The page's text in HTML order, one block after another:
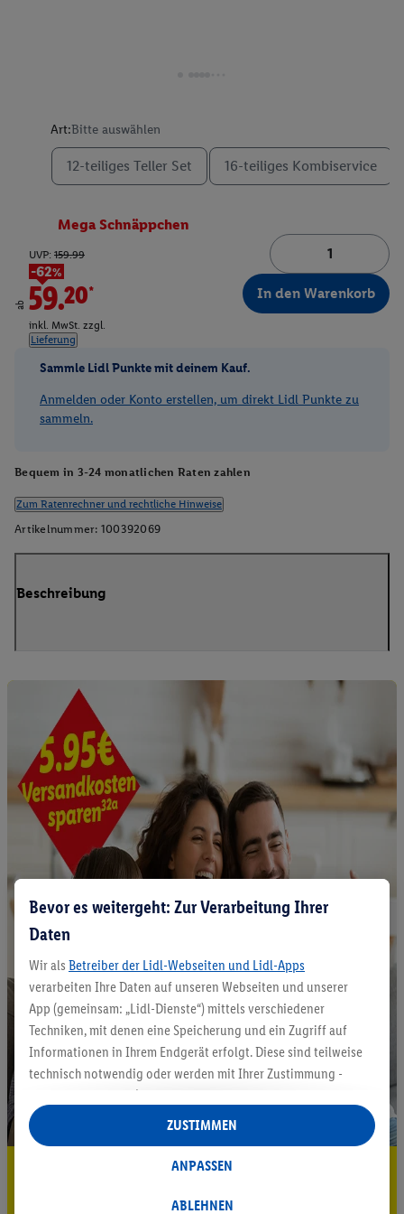
Art:Bitte auswählen
12-teiliges Teller Set 16-teiliges Kombiservice
Mega Schnäppchen
ab
UVP: 159.99
-62%
59.20*
inkl. MwSt. zzgl.
Lieferung
In den Warenkorb
Sammle Lidl Punkte mit deinem Kauf.
Anmelden oder Konto erstellen, um direkt Lidl Punkte zu
sammeln.
Bequem in 3-24 monatlichen Raten zahlen
Zum Ratenrechner und rechtliche Hinweise
Artikelnummer: 100392069
Beschreibung
5.95 € Versand sparen³²ᵃ
Jetzt zum Newsletter anmelden
Bevor es weitergeht: Zur Verarbeitung Ihrer
Daten
Wir als Betreiber der Lidl-Webseiten und Lidl-Apps
verarbeiten Ihre Daten auf unseren Webseiten und unserer
App (gemeinsam: „Lidl-Dienste“) mittels verschiedener
Techniken, mit denen eine Speicherung und ein Zugriff auf
Informationen in Ihrem Endgerät erfolgt. Diese sind teilweise
technisch notwendig oder werden mit Ihrer Zustimmung -
auch durch Partner (u.a.
Verantwortliche; im Zusammenhang mit dem IAB TCF
insgesamt
Statistik-Erstellung oder für personalisierte Werbung
Datenverarbeitungen für personalisierte Werbung werden
ABLEHNEN
ANPASSEN
ZUSTIMMEN